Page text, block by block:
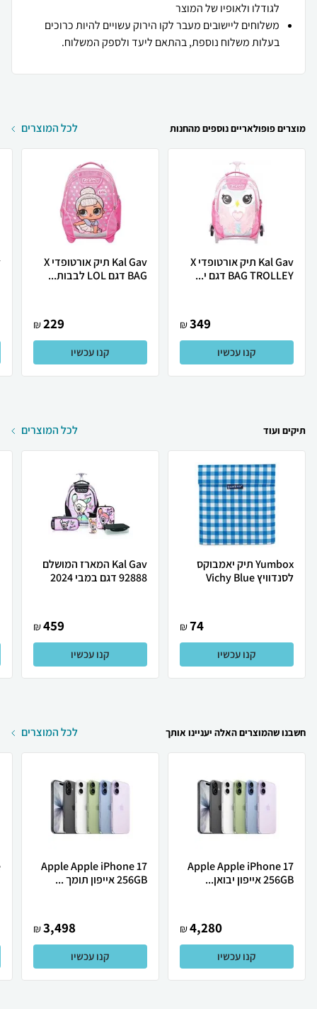
לגודלו ולאופיו של המוצר
משלוחים ליישובים מעבר לקו הירוק עשויים להיות כרוכים
בעלות משלוח נוספת, בהתאם ליעד ולספק המשלוח.
מוצרים פופולאריים נוספים מהחנות לכל המוצרים
Kal Gav תיק אורטופדי X
BAG TROLLEY דגם י...
349
₪
קנו עכשיו
Kal Gav תיק אורטופדי X
BAG דגם LOL לבבות...
229
₪
קנו עכשיו
תיקים ועוד לכל המוצרים
Yumbox תיק יאמבוקס
לסנדוויץ Vichy Blue
74
₪
קנו עכשיו
Kal Gav המארז המושלם
92888 דגם במבי 2024
459
₪
קנו עכשיו
חשבנו שהמוצרים האלה יעניינו אותך לכל המוצרים
Apple Apple iPhone 17
256GB אייפון יבואן...
4,280
₪
קנו עכשיו
Apple Apple iPhone 17
256GB אייפון תומך ...
3,498
₪
קנו עכשיו